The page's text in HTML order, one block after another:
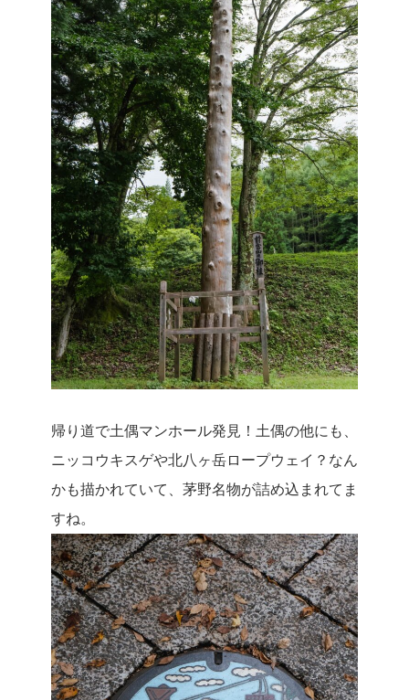
帰り道で土偶マンホール発見！土偶の他にも、
ニッコウキスゲや北八ヶ岳ロープウェイ？なん
かも描かれていて、茅野名物が詰め込まれてま
すね。